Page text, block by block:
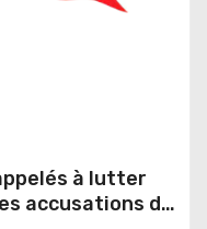
à lutter
accusations de